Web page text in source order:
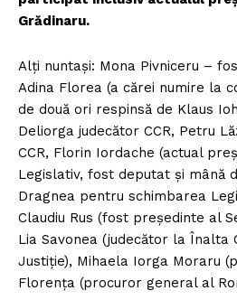
Grădinaru.
Alți nuntași: Mona Pivniceru –
Adina Florea (a cărei numire la
de două ori respinsă de Klaus
Deliorga judecător CCR, Petru
CCR, Florin Iordache (actual
Legislativ, fost deputat și mână
Dragnea pentru schimbarea
Claudiu Rus (fost președinte al
Lia Savonea (judecător la Înalta
Justiție), Mihaela Iorga Moraru
Florența (procuror general al